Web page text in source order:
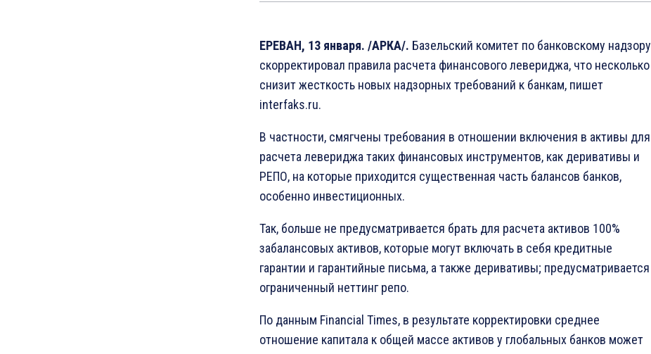
ЕРЕВАН, 13 января. /АРКА/. Базельский комитет по банковскому надзору
скорректировал правила расчета финансового левериджа, что несколько
снизит жесткость новых надзорных требований к банкам, пишет
interfaks.ru.
В частности, смягчены требования в отношении включения в активы для
расчета левериджа таких финансовых инструментов, как деривативы и
РЕПО, на которые приходится существенная часть балансов банков,
особенно инвестиционных.
Так, больше не предусматривается брать для расчета активов 100%
забалансовых активов, которые могут включать в себя кредитные
гарантии и гарантийные письма, а также деривативы; предусматривается
ограниченный неттинг репо.
По данным Financial Times, в результате корректировки среднее
отношение капитала к общей массе активов у глобальных банков может